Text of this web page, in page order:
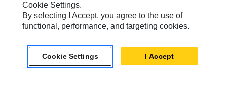
Site Map
Cookie Settings
Cookie Settings.
By selecting I Accept, you agree to the use of
functional, performance, and targeting cookies.
Cookie Settings I Accept